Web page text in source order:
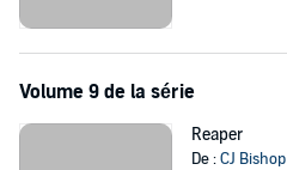
Volume 9 de la série
Reaper
De :CJ Bishop